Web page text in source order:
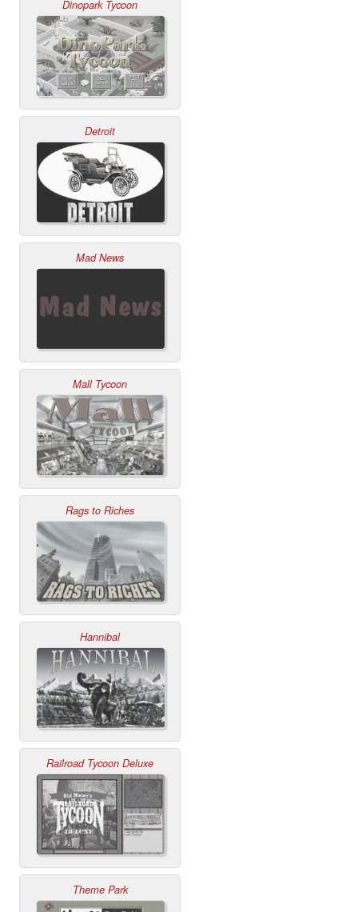
Dinopark Tycoon
Detroit
Mad News
Mall Tycoon
Rags to Riches
Hannibal
Railroad Tycoon Deluxe
Theme Park